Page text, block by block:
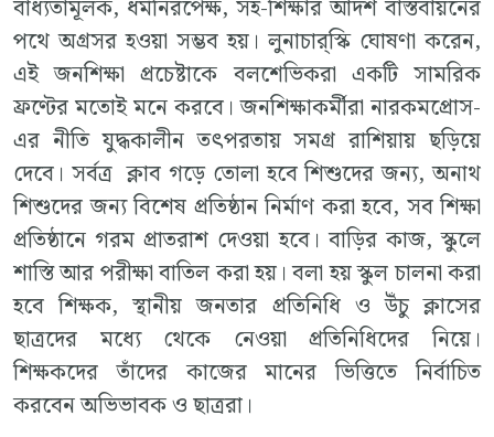
বাধ্যতামূলক, ধর্মনিরপেক্ষ, সহ-শিক্ষার আদর্শ বাস্তবায়নের
পথে অগ্রসর হওয়া সম্ভব হয়। লুনাচার্‌স্কি ঘোষণা করেন,
এই জনশিক্ষা প্রচেষ্টাকে বলশেভিকরা একটি সামরিক
ফ্রণ্টের মতোই মনে করবে। জনশিক্ষাকর্মীরা নারকমপ্রোস-
এর নীতি যুদ্ধকালীন তৎপরতায় সমগ্র রাশিয়ায় ছড়িয়ে
দেবে। সর্বত্র ক্লাব গড়ে তোলা হবে শিশুদের জন্য, অনাথ
শিশুদের জন্য বিশেষ প্রতিষ্ঠান নির্মাণ করা হবে, সব শিক্ষা
প্রতিষ্ঠানে গরম প্রাতরাশ দেওয়া হবে। বাড়ির কাজ, স্কুলে
শাস্তি আর পরীক্ষা বাতিল করা হয়। বলা হয় স্কুল চালনা করা
হবে শিক্ষক, স্থানীয় জনতার প্রতিনিধি ও উঁচু ক্লাসের
ছাত্রদের মধ্যে থেকে নেওয়া প্রতিনিধিদের নিয়ে।
শিক্ষকদের তাঁদের কাজের মানের ভিত্তিতে নির্বাচিত
করবেন অভিভাবক ও ছাত্ররা।